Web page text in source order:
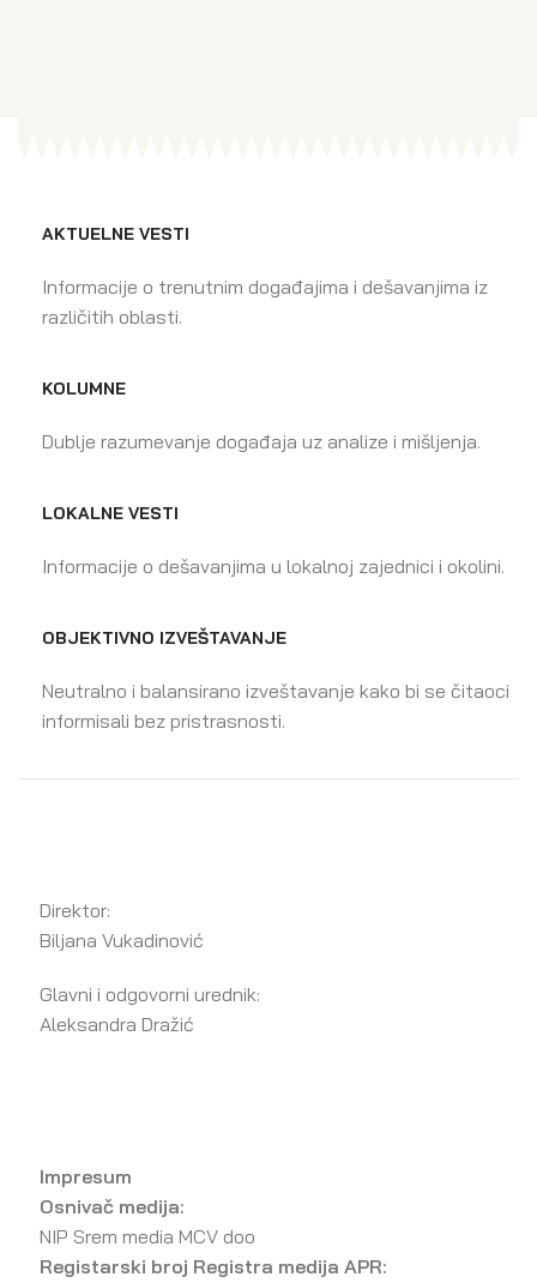
AKTUELNE VESTI
Informacije o trenutnim događajima i dešavanjima iz
različitih oblasti.
KOLUMNE
Dublje razumevanje događaja uz analize i mišljenja.
LOKALNE VESTI
Informacije o dešavanjima u lokalnoj zajednici i okolini.
OBJEKTIVNO IZVEŠTAVANJE
Neutralno i balansirano izveštavanje kako bi se čitaoci
informisali bez pristrasnosti.
Direktor:
Biljana Vukadinović
Glavni i odgovorni urednik:
Aleksandra Dražić
Impresum
Osnivač medija:
NIP Srem media MCV doo
Registarski broj Registra medija APR: